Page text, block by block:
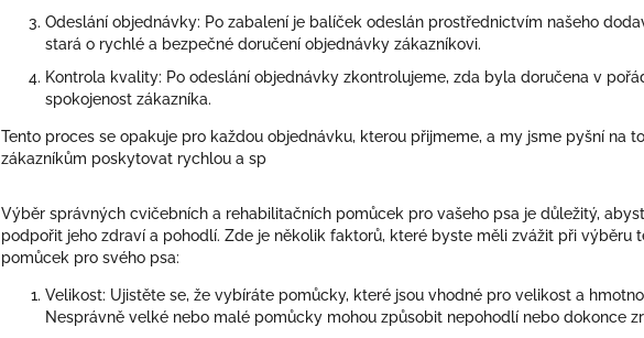
Odeslání objednávky: Po zabalení je balíček odeslán prostřednictvím našeho
stará o rychlé a bezpečné doručení objednávky zákazníkovi.
Kontrola kvality: Po odeslání objednávky zkontrolujeme, zda byla doručena v
spokojenost zákazníka.
Tento proces se opakuje pro každou objednávku, kterou přijmeme, a my jsme pyšní na
zákazníkům poskytovat rychlou a sp
Výběr správných cvičebních a rehabilitačních pomůcek pro vašeho psa je důležitý,
podpořit jeho zdraví a pohodlí. Zde je několik faktorů, které byste měli zvážit při výběru
pomůcek pro svého psa:
Velikost: Ujistěte se, že vybíráte pomůcky, které jsou vhodné pro velikost a
Nesprávně velké nebo malé pomůcky mohou způsobit nepohodlí nebo dokonce